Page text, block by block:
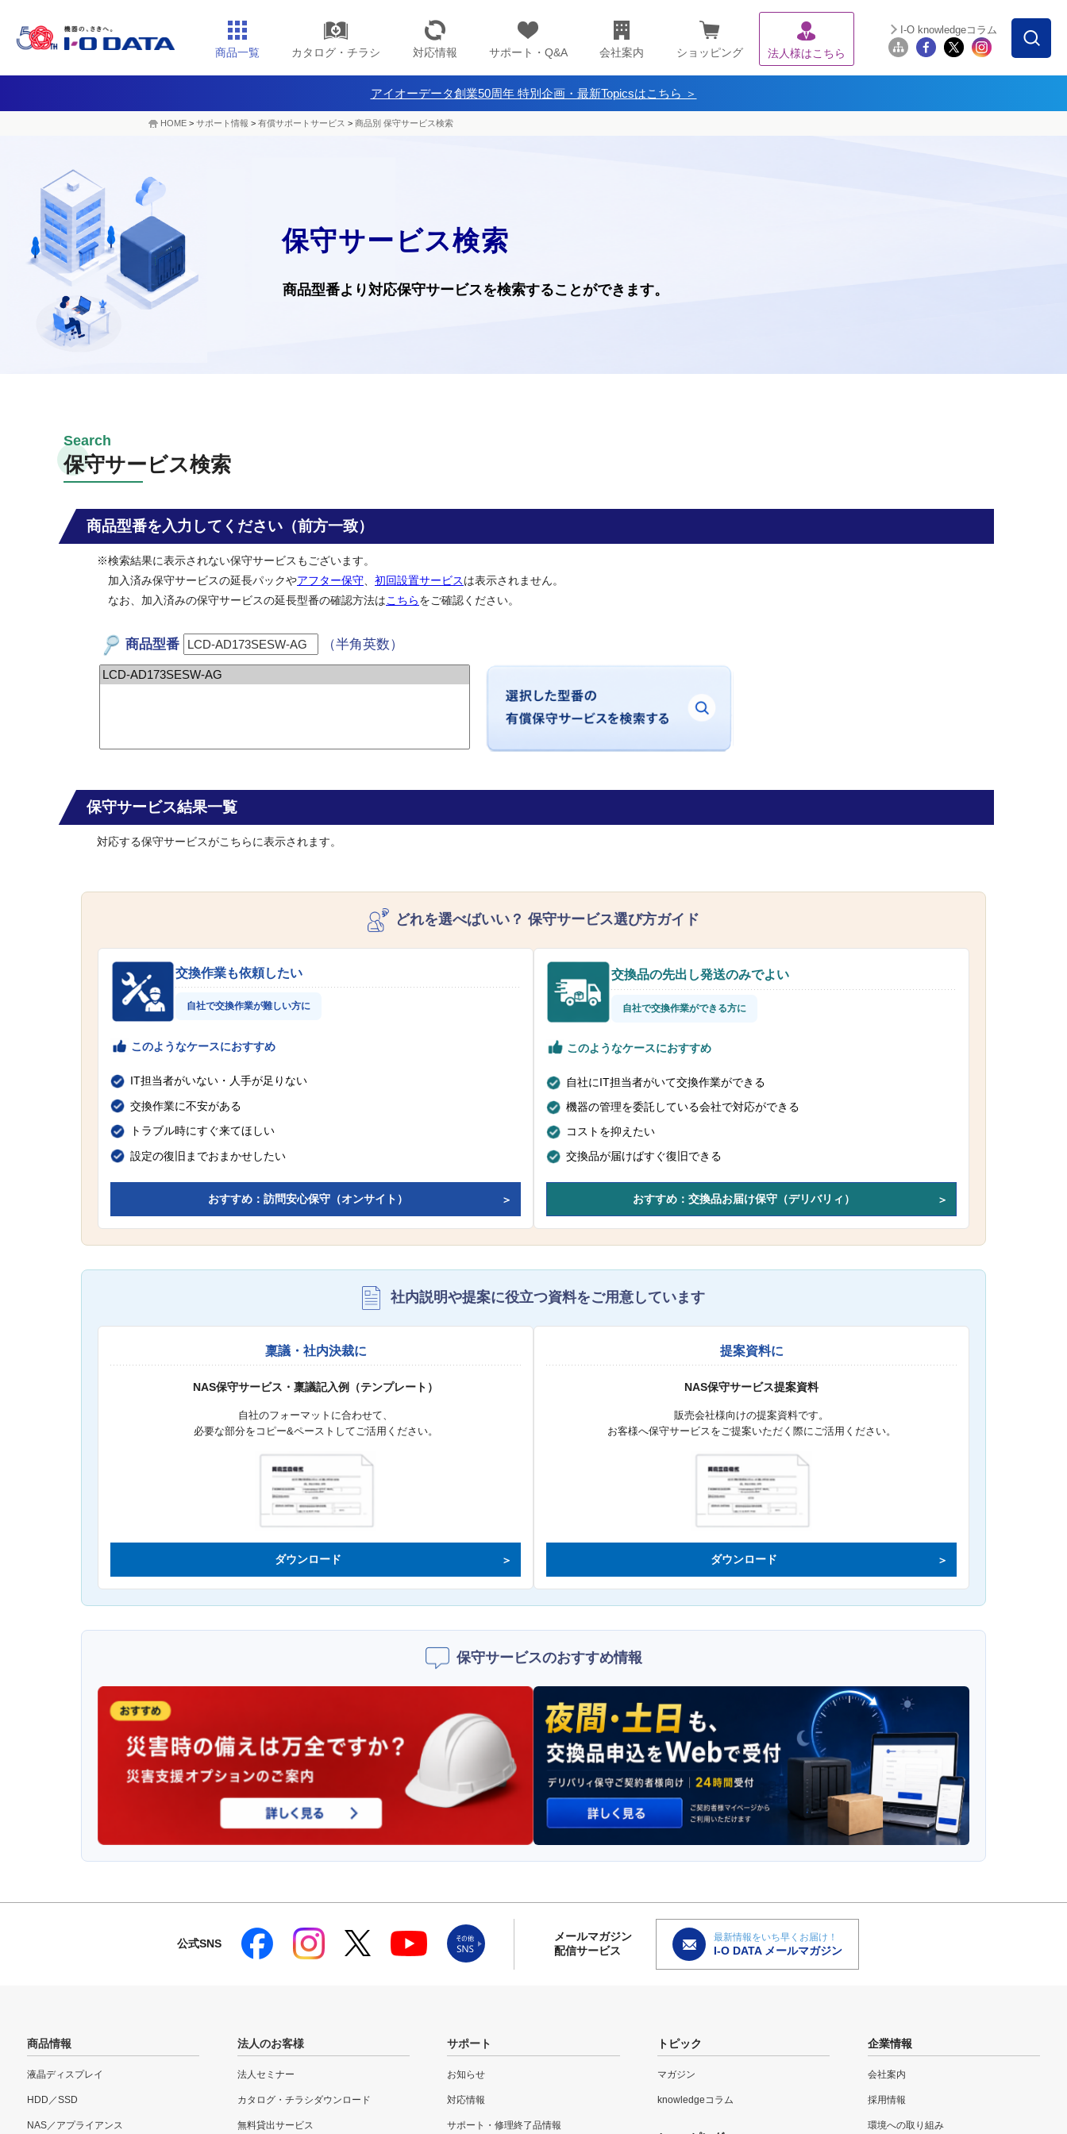
商品一覧 カタログ・チラシ 対応情報 サポート・Q&A 会社案内 ショッピング 法人様はこちら
I-O knowledgeコラム
アイオーデータ創業50周年 特別企画・最新Topicsはこちら ＞
HOME > サポート情報 > 有償サポートサービス > 商品別 保守サービス検索
保守サービス検索
商品型番より対応保守サービスを検索することができます。
保守サービス検索
商品型番を入力してください（前方一致）
※検索結果に表示されない保守サービスもございます。
加入済み保守サービスの延長パックやアフター保守 初回設置サービスは表示されません。
なお、加入済みの保守サービスの延長型番の確認方法はこちらをご確認ください。
商品型番 （半角英数）
保守サービス結果一覧
対応する保守サービスがこちらに表示されます。
どれを選べばいい？ 保守サービス選び方ガイド
交換作業も依頼したい
自社で交換作業が難しい方に
このようなケースにおすすめ
IT担当者がいない・人手が足りない
交換作業に不安がある
トラブル時にすぐ来てほしい
設定の復旧までおまかせしたい
おすすめ：訪問安心保守（オンサイト）
交換品の先出し発送のみでよい
自社で交換作業ができる方に
このようなケースにおすすめ
自社にIT担当者がいて交換作業ができる
機器の管理を委託している会社で対応ができる
コストを抑えたい
交換品が届けばすぐ復旧できる
おすすめ：交換品お届け保守（デリバリィ）
社内説明や提案に役立つ資料をご用意しています
稟議・社内決裁に
NAS保守サービス・稟議記入例（テンプレート）
自社のフォーマットに合わせて、
必要な部分をコピー&ペーストしてご活用ください。
ダウンロード
提案資料に
NAS保守サービス提案資料
販売会社様向けの提案資料です。
お客様へ保守サービスをご提案いただく際にご活用ください。
ダウンロード
保守サービスのおすすめ情報
公式SNS
メールマガジン
配信サービス
最新情報をいち早くお届け！
I-O DATA メールマガジン
商品情報
液晶ディスプレイ
HDD／SSD
NAS／アプライアンス
法人のお客様
法人セミナー
カタログ・チラシダウンロード
無料貸出サービス
サポート
お知らせ
対応情報
サポート・修理終了品情報
トピック
マガジン
knowledgeコラム
企業情報
会社案内
採用情報
環境への取り組み